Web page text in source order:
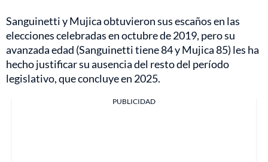
Sanguinetti y Mujica obtuvieron sus escaños en las
elecciones celebradas en octubre de 2019, pero su
avanzada edad (Sanguinetti tiene 84 y Mujica 85) les ha
hecho justificar su ausencia del resto del período
legislativo, que concluye en 2025.
PUBLICIDAD